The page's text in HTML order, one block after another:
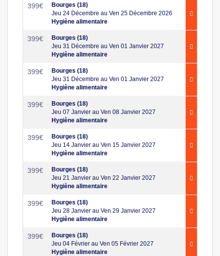
399€
Bourges (18)
Jeu 24 Décembre au Ven 25 Décembre 2026
Hygiène alimentaire
399€
Bourges (18)
Jeu 31 Décembre au Ven 01 Janvier 2027
Hygiène alimentaire
399€
Bourges (18)
Jeu 31 Décembre au Ven 01 Janvier 2027
Hygiène alimentaire
399€
Bourges (18)
Jeu 07 Janvier au Ven 08 Janvier 2027
Hygiène alimentaire
399€
Bourges (18)
Jeu 14 Janvier au Ven 15 Janvier 2027
Hygiène alimentaire
399€
Bourges (18)
Jeu 21 Janvier au Ven 22 Janvier 2027
Hygiène alimentaire
399€
Bourges (18)
Jeu 28 Janvier au Ven 29 Janvier 2027
Hygiène alimentaire
399€
Bourges (18)
Jeu 04 Février au Ven 05 Février 2027
Hygiène alimentaire